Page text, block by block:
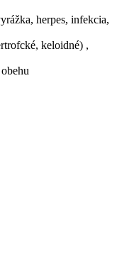
herpes, infekcia,
keloidné) ,